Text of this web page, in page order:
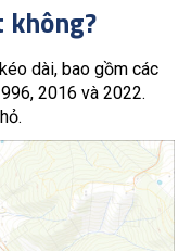
dài, bao gồm các
2016 và 2022.